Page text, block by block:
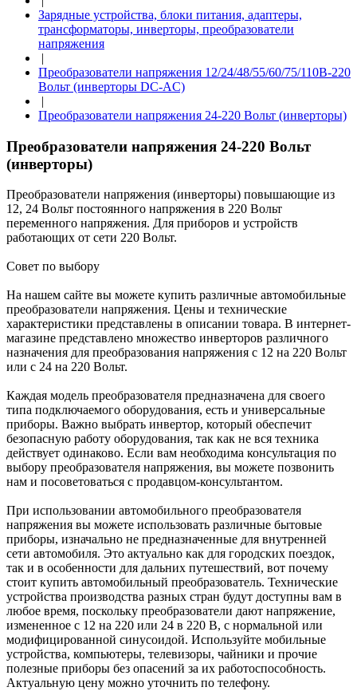
Зарядные устройства, блоки питания, адаптеры,
трансформаторы, инверторы, преобразователи
напряжения
|
Преобразователи напряжения 12/24/48/55/60/75/110В-220
Вольт (инверторы DC-AC)
|
Преобразователи напряжения 24-220 Вольт (инверторы)
Преобразователи напряжения 24-220 Вольт
(инверторы)
Преобразователи напряжения (инверторы) повышающие из
12, 24 Вольт постоянного напряжения в 220 Вольт
переменного напряжения. Для приборов и устройств
работающих от сети 220 Вольт.
Совет по выбору
На нашем сайте вы можете купить различные автомобильные
преобразователи напряжения. Цены и технические
характеристики представлены в описании товара. В интернет-
магазине представлено множество инверторов различного
назначения для преобразования напряжения с 12 на 220 Вольт
или с 24 на 220 Вольт.
Каждая модель преобразователя предназначена для своего
типа подключаемого оборудования, есть и универсальные
приборы. Важно выбрать инвертор, который обеспечит
безопасную работу оборудования, так как не вся техника
действует одинаково. Если вам необходима консультация по
выбору преобразователя напряжения, вы можете позвонить
нам и посоветоваться с продавцом-консультантом.
При использовании автомобильного преобразователя
напряжения вы можете использовать различные бытовые
приборы, изначально не предназначенные для внутренней
сети автомобиля. Это актуально как для городских поездок,
так и в особенности для дальних путешествий, вот почему
стоит купить автомобильный преобразователь. Технические
устройства производства разных стран будут доступны вам в
любое время, поскольку преобразователи дают напряжение,
измененное с 12 на 220 или 24 в 220 В, с нормальной или
модифицированной синусоидой. Используйте мобильные
устройства, компьютеры, телевизоры, чайники и прочие
полезные приборы без опасений за их работоспособность.
Актуальную цену можно уточнить по телефону.